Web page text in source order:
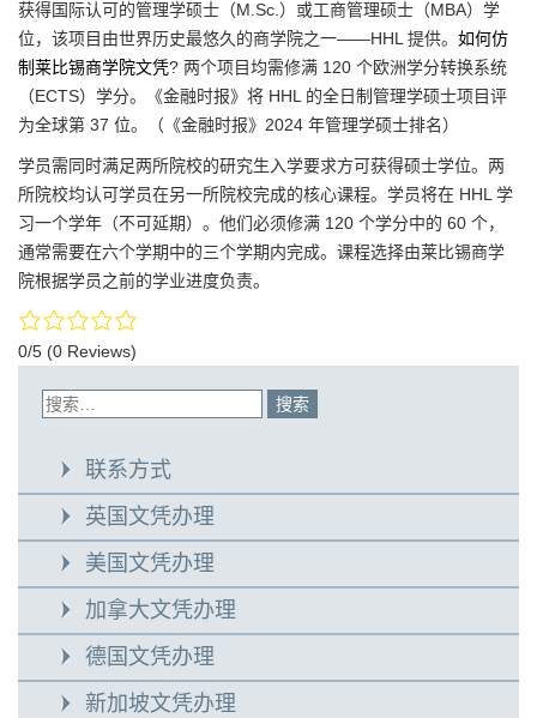
获得国际认可的管理学硕士（M.Sc.）或工商管理硕士（MBA）学
位，该项目由世界历史最悠久的商学院之一——HHL 提供。 如何仿
制莱比锡商学院文凭? 两个项目均需修满 120 个欧洲学分转换系统
（ECTS）学分。《金融时报》将 HHL 的全日制管理学硕士项目评
为全球第 37 位。（《金融时报》2024 年管理学硕士排名）
学员需同时满足两所院校的研究生入学要求方可获得硕士学位。两
所院校均认可学员在另一所院校完成的核心课程。学员将在 HHL 学
习一个学年（不可延期）。他们必须修满 120 个学分中的 60 个，
通常需要在六个学期中的三个学期内完成。课程选择由莱比锡商学
院根据学员之前的学业进度负责。
0/5 (0 Reviews)
联系方式
英国文凭办理
美国文凭办理
加拿大文凭办理
德国文凭办理
新加坡文凭办理